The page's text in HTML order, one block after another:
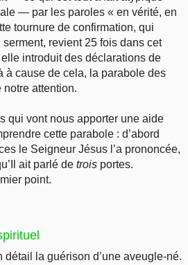
— par les paroles « en vérité, en
tournure de confirmation, qui
revient 25 fois dans cet
introduit des déclarations de
à cause de cela, la parabole des
notre attention.
qui vont nous apporter une aide
cette parabole : d’abord
le Seigneur Jésus l’a prononcée,
ait parlé de trois portes.
point.
détail la guérison d’une aveugle-né.